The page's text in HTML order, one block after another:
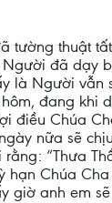
tường thuật
đã dạy
là Người
đang
điều Chúa
nữa sẽ
“Thưa
Chúa
giờ anh em